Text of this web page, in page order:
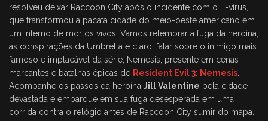
resolveu deixar Raccoon City após o incidente com o T-vírus,
que transformou a pacata cidade do meio-oeste americano em
um inferno de mortos vivos. Vamos relembrar a fuga da heroína,
as conspirações da Umbrella e claro, falar sobre o inimigo mais
famoso e implacável da série, Nemesis, presente em cenas
marcantes e batalhas épicas de Resident Evil 3: Nemesis.
Acompanhe os passos da heroína Jill Valentine pela cidade
devastada e embarque em sua fuga desesperada em uma
corrida contra o relógio antes de Raccoon City sumir do mapa.